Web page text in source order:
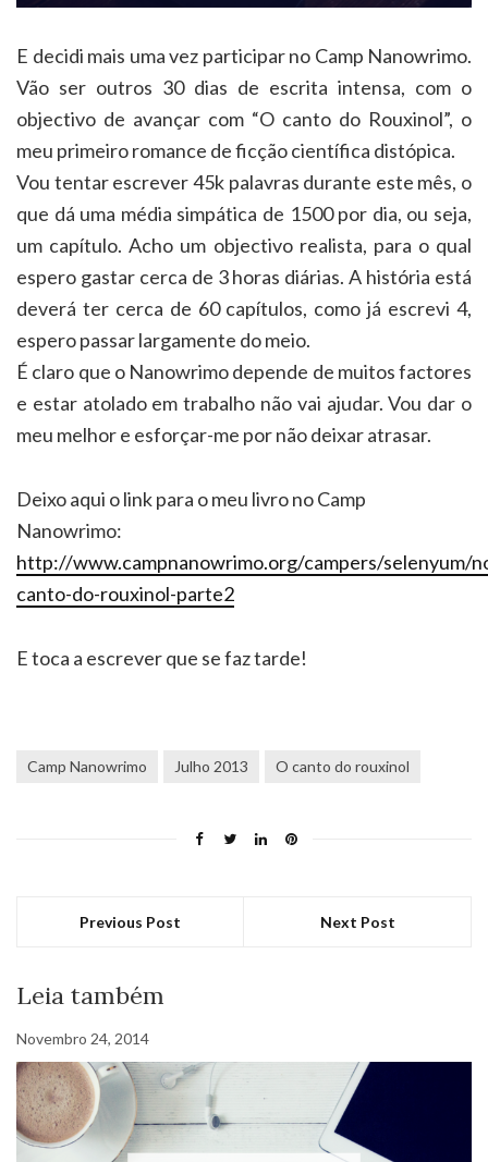
E decidi mais uma vez participar no Camp Nanowrimo.
Vão ser outros 30 dias de escrita intensa, com o
objectivo de avançar com “O canto do Rouxinol”, o
meu primeiro romance de ficção científica distópica.
Vou tentar escrever 45k palavras durante este mês, o
que dá uma média simpática de 1500 por dia, ou seja,
um capítulo. Acho um objectivo realista, para o qual
espero gastar cerca de 3 horas diárias. A história está
deverá ter cerca de 60 capítulos, como já escrevi 4,
espero passar largamente do meio.
É claro que o Nanowrimo depende de muitos factores
e estar atolado em trabalho não vai ajudar. Vou dar o
meu melhor e esforçar-me por não deixar atrasar.
Deixo aqui o link para o meu livro no Camp
Nanowrimo:
http://www.campnanowrimo.org/campers/selenyum/
canto-do-rouxinol-parte2
E toca a escrever que se faz tarde!
Camp Nanowrimo Julho 2013 O canto do rouxinol
Previous Post Next Post
Leia também
Novembro 24, 2014